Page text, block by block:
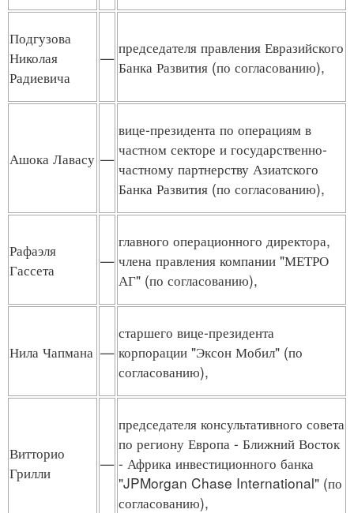
Подгузова
Николая
Радиевича
—
председателя правления Евразийского
Банка Развития (по согласованию),
Ашока Лавасу —
вице-президента по операциям в
частном секторе и государственно-
частному партнерству Азиатского
Банка Развития (по согласованию),
Рафаэля
Гассета
—
главного операционного директора,
члена правления компании "МЕТРО
АГ" (по согласованию),
Нила Чапмана —
старшего вице-президента
корпорации "Эксон Мобил" (по
согласованию),
Витторио
Грилли
—
председателя консультативного совета
по региону Европа - Ближний Восток
- Африка инвестиционного банка
"JPMorgan Chase International" (по
согласованию),